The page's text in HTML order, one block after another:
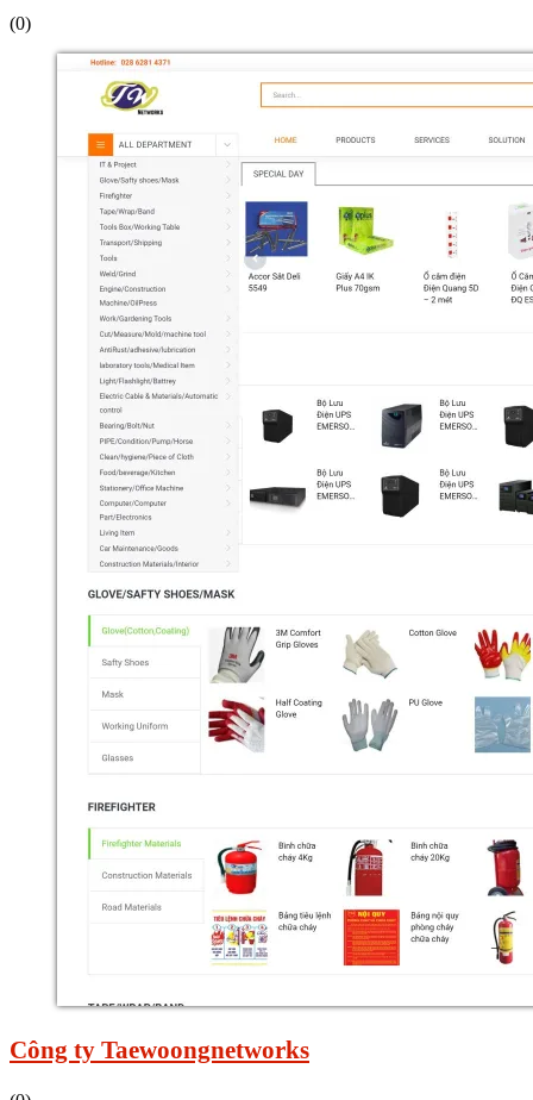
(0)
Công ty Taewoongnetworks